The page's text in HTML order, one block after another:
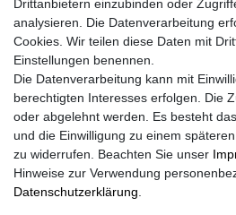
Impressum
Daten­schutz­erklärung
AGB
Größentabelle
Kataloge
Barrierefreiheitserklärung
Sicherheitsinformationen
Zahlung und Versand
Drittanbietern einzubinden oder
analysieren. Die Datenverarbeitung
Cookies. Wir teilen diese Daten mit
Einstellungen benennen.
Die Datenverarbeitung kann mit
berechtigten Interesses erfolgen. Die
oder abgelehnt werden. Es besteht
und die Einwilligung zu einem
zu widerrufen. Beachten Sie unser
Hinweise zur Verwendung
Daten­schutz­erklärung